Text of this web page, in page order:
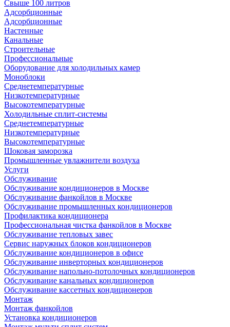
Свыше 100 литров
Адсорбционные
Адсорбционные
Настенные
Канальные
Строительные
Профессиональные
Оборудование для холодильных камер
Моноблоки
Среднетемпературные
Низкотемпературные
Высокотемпературные
Холодильные сплит-системы
Среднетемпературные
Низкотемпературные
Высокотемпературные
Шоковая заморозка
Промышленные увлажнители воздуха
Услуги
Обслуживание
Обслуживание кондиционеров в Москве
Обслуживание фанкойлов в Москве
Обслуживание промышленных кондиционеров
Профилактика кондиционера
Профессиональная чистка фанкойлов в Москве
Обслуживание тепловых завес
Сервис наружных блоков кондиционеров
Обслуживание кондиционеров в офисе
Обслуживание инверторных кондиционеров
Обслуживание напольно-потолочных кондиционеров
Обслуживание канальных кондиционеров
Обслуживание кассетных кондиционеров
Монтаж
Монтаж фанкойлов
Установка кондиционеров